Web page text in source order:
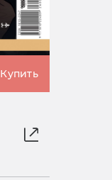
Купить